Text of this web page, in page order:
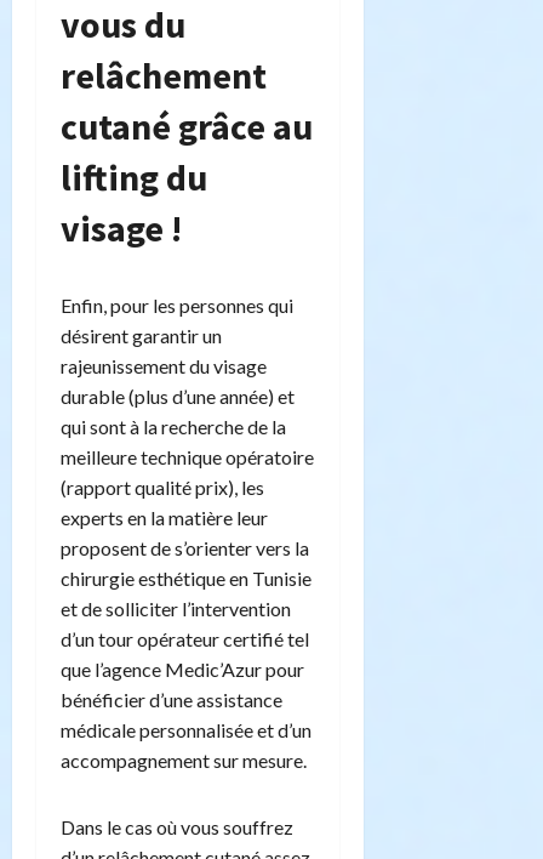
vous du
relâchement
cutané grâce au
lifting du
visage !
Enfin, pour les personnes qui
désirent garantir un
rajeunissement du visage
durable (plus d’une année) et
qui sont à la recherche de la
meilleure technique opératoire
(rapport qualité prix), les
experts en la matière leur
proposent de s’orienter vers la
chirurgie esthétique en Tunisie
et de solliciter l’intervention
d’un tour opérateur certifié tel
que l’agence Medic’Azur pour
bénéficier d’une assistance
médicale personnalisée et d’un
accompagnement sur mesure.
Dans le cas où vous souffrez